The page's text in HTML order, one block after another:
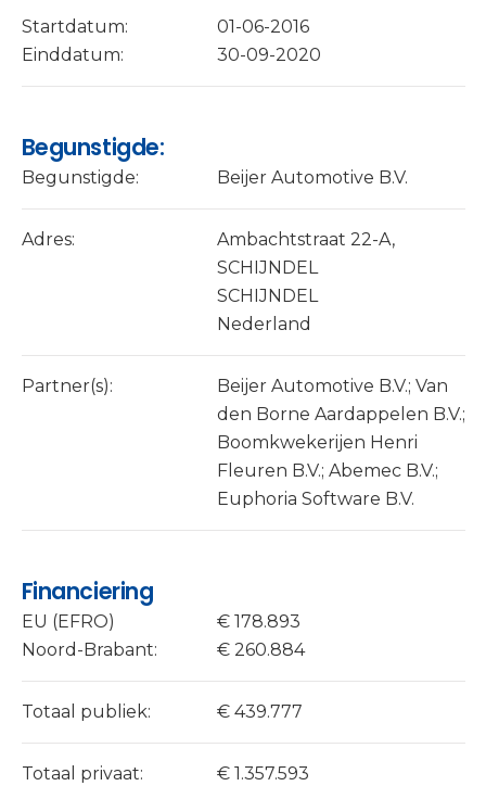
Startdatum:
01-06-2016
Einddatum:
30-09-2020
Begunstigde:
Begunstigde: Beijer Automotive B.V.
Adres:
Ambachtstraat 22-A,
SCHIJNDEL
SCHIJNDEL
Nederland
Partner(s):
Beijer Automotive B.V.; Van
den Borne Aardappelen B.V.;
Boomkwekerijen Henri
Fleuren B.V.; Abemec B.V.;
Euphoria Software B.V.
Financiering
EU (EFRO)
€ 178.893
Noord-Brabant:
€ 260.884
Totaal publiek: € 439.777
Totaal privaat: € 1.357.593